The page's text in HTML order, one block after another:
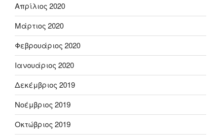
Απρίλιος 2020
Μάρτιος 2020
Φεβρουάριος 2020
Ιανουάριος 2020
Δεκέμβριος 2019
Νοέμβριος 2019
Οκτώβριος 2019